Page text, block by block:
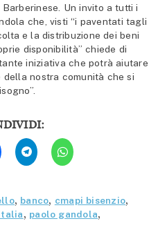
Un invito a tutti i
che, visti “i paventati tagli
e la distribuzione dei beni
disponibilità” chiede di
iniziativa che potrà aiutare
nostra comunità che si
clic
condividere
Fai
clic
per
condividere
(Si
apre
in
una
Fai
clic
per
(Si
apre
in
una
, banco, cmapi bisenzio,
, paolo gandola,